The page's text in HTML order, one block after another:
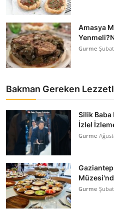
Amasya
Gurme
Bakman Gereken
Silik Baba
İzle!
Gurme
Gurme